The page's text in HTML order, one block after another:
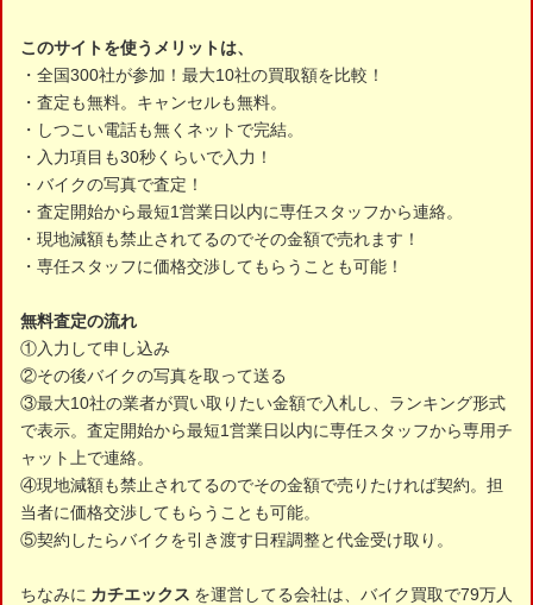
このサイトを使うメリットは、
・全国300社が参加！最大10社の買取額を比較！
・査定も無料。キャンセルも無料。
・しつこい電話も無くネットで完結。
・入力項目も30秒くらいで入力！
・バイクの写真で査定！
・査定開始から最短1営業日以内に専任スタッフから連絡。
・現地減額も禁止されてるのでその金額で売れます！
・専任スタッフに価格交渉してもらうことも可能！
無料査定の流れ
①入力して申し込み
②その後バイクの写真を取って送る
③最大10社の業者が買い取りたい金額で入札し、ランキング形式
で表示。査定開始から最短1営業日以内に専任スタッフから専用チ
ャット上で連絡。
④現地減額も禁止されてるのでその金額で売りたければ契約。担
当者に価格交渉してもらうことも可能。
⑤契約したらバイクを引き渡す日程調整と代金受け取り。
ちなみに カチエックス を運営してる会社は、バイク買取で79万人